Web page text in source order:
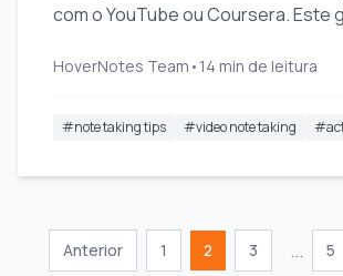
com o YouTube ou Coursera. Este
HoverNotes Team • 14 min de leitura
#note taking tips #video note taking #
Anterior 1 2 3 ... 5